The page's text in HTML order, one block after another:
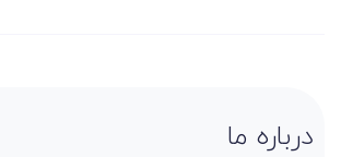
درباره ما